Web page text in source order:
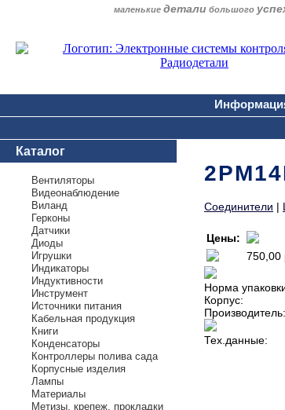
маленькие детали большого
Каталог
Вентиляторы
Видеонаблюдение
Виланд
Герконы
Датчики
Диоды
Игрушки
Индикаторы
Индуктивности
Инструмент
Источники питания
Кабельная продукция
Книги
Конденсаторы
Контроллеры полива сада
Корпусные изделия
Лампы
Материалы
Метизы, крепеж, прокладки
Соединители |
Цены:
750,00
Норма
Корпус:
Производитель:
Тех.данные: